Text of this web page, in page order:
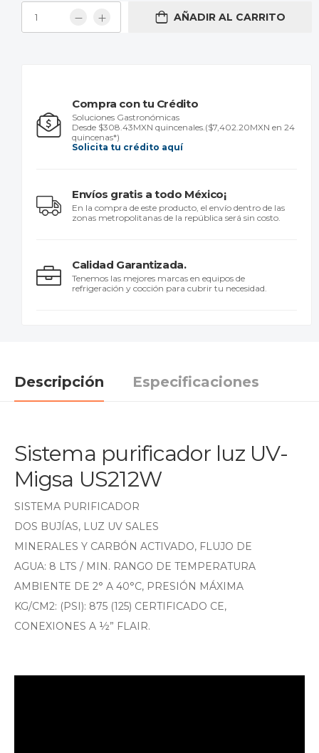
AÑADIR AL CARRITO
Compra con tu Crédito
Soluciones Gastronómicas
Desde $308.43MXN quincenales.($7,402.20MXN en 24
quincenas*)
Solicita tu crédito aquí
Envíos gratis a todo México¡
En la compra de este producto, el envío dentro de las
zonas metropolitanas de la república será sin costo.
Calidad Garantizada.
Tenemos las mejores marcas en equipos de
refrigeración y cocción para cubrir tu necesidad.
Descripción Especificaciones
Sistema purificador luz UV-
Migsa US212W
SISTEMA PURIFICADOR
DOS BUJÍAS, LUZ UV SALES
MINERALES Y CARBÓN ACTIVADO, FLUJO DE
AGUA: 8 LTS / MIN. RANGO DE TEMPERATURA
AMBIENTE DE 2° A 40°C, PRESIÓN MÁXIMA
KG/CM2: (PSI): 875 (125) CERTIFICADO CE,
CONEXIONES A ½” FLAIR.